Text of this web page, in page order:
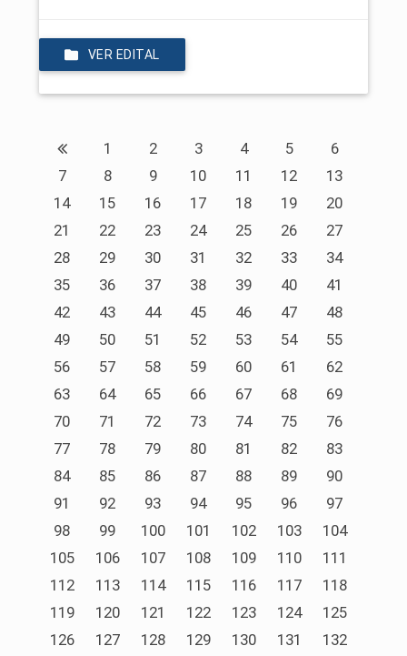
VER EDITAL
1 2 3 4 5
6
7
8 9 10 11 12
13
14
15 16 17 18 19
20
21
22 23 24 25 26
27
28
29 30 31 32 33
34
35
36 37 38 39 40
41
42
43 44 45 46 47
48
49
50 51 52 53 54
55
56
57 58 59 60 61
62
63
64 65 66 67 68
69
70
71 72 73 74 75
76
77
78 79 80 81 82
83
84
85 86 87 88 89
90
91
92 93 94 95 96
97
98
99 100 101 102 103
104
105
106 107 108 109 110
111
112
113 114 115 116 117
118
119
120 121 122 123 124
125
126
127 128 129 130 131
132